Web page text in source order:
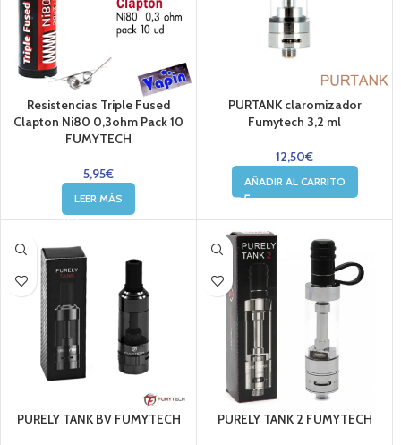
Resistencias Triple Fused
Clapton Ni80 0,3ohm Pack 10
FUMYTECH
5,95€
LEER MÁS
PURTANK claromizador
Fumytech 3,2 ml
12,50€
AÑADIR AL CARRITO
PURELY TANK BV FUMYTECH PURELY TANK 2 FUMYTECH